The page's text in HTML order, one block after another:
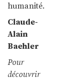
humanité.
Claude-
Alain
Baehler
Pour
découvrir